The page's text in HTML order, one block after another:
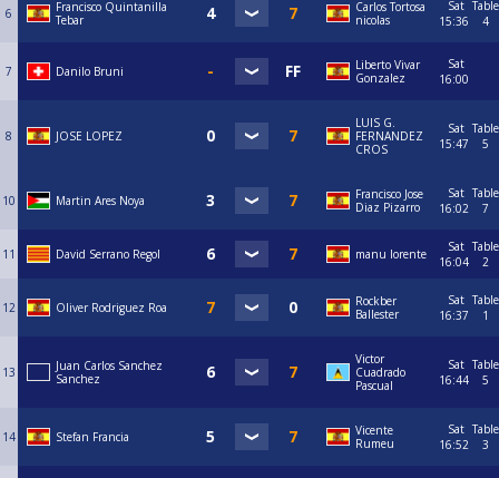
6
Francisco Quintanilla
Tebar
Carlos Tortosa
nicolas
Sat
15:36
Table
4
7 Danilo Bruni
Liberto Vivar
Gonzalez
Sat
16:00
8 JOSE LOPEZ
LUIS G.
FERNANDEZ
CROS
Sat
15:47
Table
5
10 Martin Ares Noya
Francisco Jose
Diaz Pizarro
Sat
16:02
Table
7
11 David Serrano Regol manu lorente
Sat
16:04
Table
2
12 Oliver Rodriguez Roa
Rockber
Ballester
Sat
16:37
Table
1
13
Juan Carlos Sanchez
Sanchez
Victor
Cuadrado
Pascual
Sat
16:44
Table
5
14 Stefan Francia
Vicente
Rumeu
Sat
16:52
Table
3